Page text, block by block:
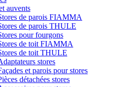
auvents
de parois FIAMMA
de parois THULE
pour fourgons
de toit FIAMMA
de toit THULE
stores
et parois pour stores
détachées stores